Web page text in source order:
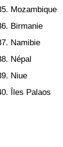
Mozambique
Birmanie
Namibie
Népal
Niue
Îles Palaos